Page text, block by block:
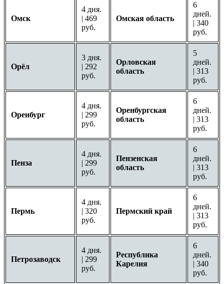
Омск
4 дня.
| 469
руб.
Омская область
6
дней.
| 340
руб.
Орёл
3 дня.
| 292
руб.
Орловская
область
5
дней.
| 313
руб.
Оренбург
4 дня.
| 299
руб.
Оренбургская
область
6
дней.
| 313
руб.
Пенза
4 дня.
| 299
руб.
Пензенская
область
6
дней.
| 313
руб.
Пермь
4 дня.
| 320
руб.
Пермский край
6
дней.
| 313
руб.
Петрозаводск
4 дня.
| 299
руб.
Республика
Карелия
6
дней.
| 340
руб.